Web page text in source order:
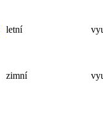
letní
zimní